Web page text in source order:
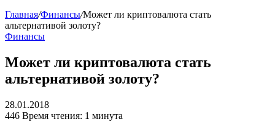
Главная/Финансы/Может ли криптовалюта стать
альтернативой золоту?
Финансы
Может ли криптовалюта стать
альтернативой золоту?
28.01.2018
446 Время чтения: 1 минута